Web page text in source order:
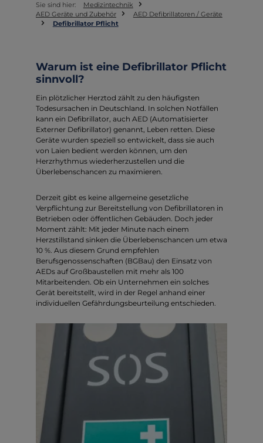
Sie sind hier:
Medizintechnik
AED Geräte und Zubehör
AED Defibrillatoren / Geräte
Defibrillator Pflicht
Warum ist eine Defibrillator Pflicht
sinnvoll?
Ein plötzlicher Herztod zählt zu den häufigsten
Todesursachen in Deutschland. In solchen Notfällen
kann ein Defibrillator, auch AED (Automatisierter
Externer Defibrillator) genannt, Leben retten. Diese
Geräte wurden speziell so entwickelt, dass sie auch
von Laien bedient werden können, um den
Herzrhythmus wiederherzustellen und die
Überlebenschancen zu maximieren.
Derzeit gibt es keine allgemeine gesetzliche
Verpflichtung zur Bereitstellung von Defibrillatoren in
Betrieben oder öffentlichen Gebäuden. Doch jeder
Moment zählt: Mit jeder Minute nach einem
Herzstillstand sinken die Überlebenschancen um etwa
10 %. Aus diesem Grund empfehlen
Berufsgenossenschaften (BGBau) den Einsatz von
AEDs auf Großbaustellen mit mehr als 100
Mitarbeitenden. Ob ein Unternehmen ein solches
Gerät bereitstellt, wird in der Regel anhand einer
individuellen Gefährdungsbeurteilung entschieden.